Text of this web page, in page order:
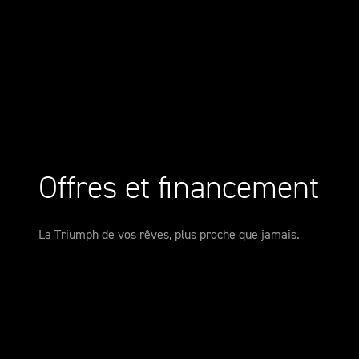
Offres et financement
La Triumph de vos rêves, plus proche que jamais.